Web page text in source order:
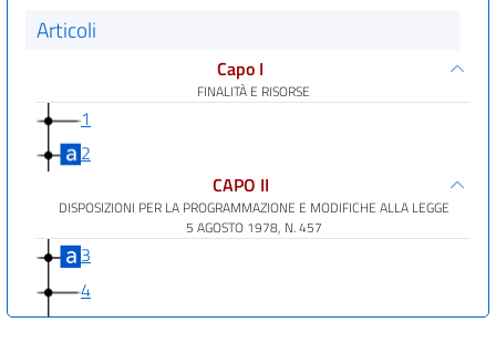
Articoli
Capo I
FINALITÀ E RISORSE
1
2
CAPO II
DISPOSIZIONI PER LA PROGRAMMAZIONE E MODIFICHE ALLA LEGGE
5 AGOSTO 1978, N. 457
3
4
5